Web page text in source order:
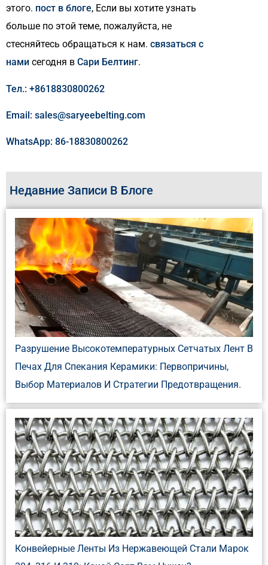
этого. пост в блоге, Если вы хотите узнать
больше по этой теме, пожалуйста, не
стесняйтесь обращаться к нам. связаться с
нами сегодня в Сари Белтинг.
Тел.: +8618830800262
Email: sales@saryeebelting.com
WhatsApp: 86-18830800262
Недавние Записи В Блоге
Разрушение Высокотемпературных Сетчатых Лент В
Печах Для Спекания Керамики: Первопричины,
Выбор Материалов И Стратегии Предотвращения.
Конвейерные Ленты Из Нержавеющей Стали Марок